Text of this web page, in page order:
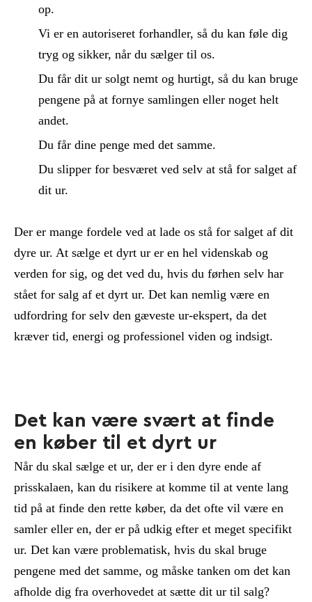
op.
Vi er en autoriseret forhandler, så du kan føle dig
tryg og sikker, når du sælger til os.
Du får dit ur solgt nemt og hurtigt, så du kan bruge
pengene på at fornye samlingen eller noget helt
andet.
Du får dine penge med det samme.
Du slipper for besværet ved selv at stå for salget af
dit ur.
Der er mange fordele ved at lade os stå for salget af dit
dyre ur. At sælge et dyrt ur er en hel videnskab og
verden for sig, og det ved du, hvis du førhen selv har
stået for salg af et dyrt ur. Det kan nemlig være en
udfordring for selv den gæveste ur-ekspert, da det
kræver tid, energi og professionel viden og indsigt.
Det kan være svært at finde
en køber til et dyrt ur
Når du skal sælge et ur, der er i den dyre ende af
prisskalaen, kan du risikere at komme til at vente lang
tid på at finde den rette køber, da det ofte vil være en
samler eller en, der er på udkig efter et meget specifikt
ur. Det kan være problematisk, hvis du skal bruge
pengene med det samme, og måske tanken om det kan
afholde dig fra overhovedet at sætte dit ur til salg?